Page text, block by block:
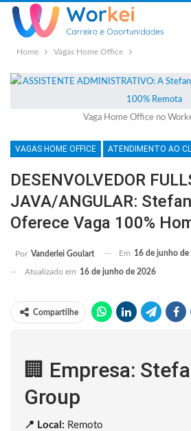
Home Vagas Home Office
Vaga Home Office no
VAGAS HOME OFFICE
DESENVOLVEDOR
JAVA/ANGULAR:
Oferece Vaga 100%
Por Vanderlei Goulart Em 16 de junho de
Atualizado em 16 de junho de 2026
Compartilhe
🏢 Empresa:
Group
📍 Local: Remoto